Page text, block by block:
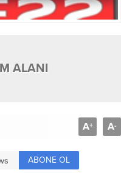
ALANI
A+ A-
ABONE OL